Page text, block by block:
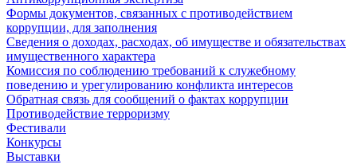
Формы документов, связанных с противодействием
коррупции, для заполнения
Сведения о доходах, расходах, об имуществе и обязательствах
имущественного характера
Комиссия по соблюдению требований к служебному
поведению и урегулированию конфликта интересов
Обратная связь для сообщений о фактах коррупции
Противодействие терроризму
Фестивали
Конкурсы
Выставки